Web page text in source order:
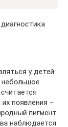
у детей
небольшое
появления –
пигмент
наблюдается